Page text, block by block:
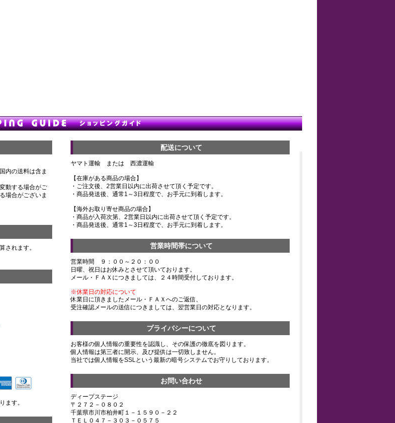
内の送料は含ま
動する場合がご
場合がございま
されます。
ます。
配送について
ヤマト運輸 または 西濃運輸
【在庫がある商品の場合】
・ご注文後、2営業日以内に出荷させて頂く予定です。
・商品発送後、通常1～3日程度で、お手元に到着します。
【海外お取り寄せ商品の場合】
・商品が入荷次第、2営業日以内に出荷させて頂く予定です。
・商品発送後、通常1～3日程度で、お手元に到着します。
営業時間帯について
営業時間 ９：００～２０：００
日曜、祝日はお休みとさせて頂いております。
メール・ＦＡＸにつきましては、２４時間受付しております。
※休業日の対応について
休業日に頂きましたメール・ＦＡＸへのご返信、
受注確認メールの送信につきましては、翌営業日の対応となります。
プライバシーについて
お客様の個人情報の重要性を認識し、その保護の徹底を図ります。
個人情報は第三者に開示、及び提供は一切致しません。
当社では個人情報をSSLという最新の暗号システムでお守りしております。
お問い合わせ
ディープステージ
〒２７２－０８０２
千葉県市川市柏井町１－１５９０－２２
ＴＥＬ０４７－３０３－０５７５